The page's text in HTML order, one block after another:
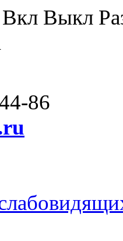
Вкл Выкл
86